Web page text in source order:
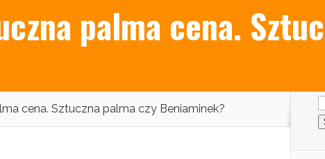
palma cena.
cena. Sztuczna palma czy Beniaminek?